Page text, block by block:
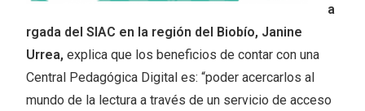
a
rgada del SIAC en la región del Biobío, Janine
Urrea, explica que los beneficios de contar con una
Central Pedagógica Digital es: “poder acercarlos al
mundo de la lectura a través de un servicio de acceso